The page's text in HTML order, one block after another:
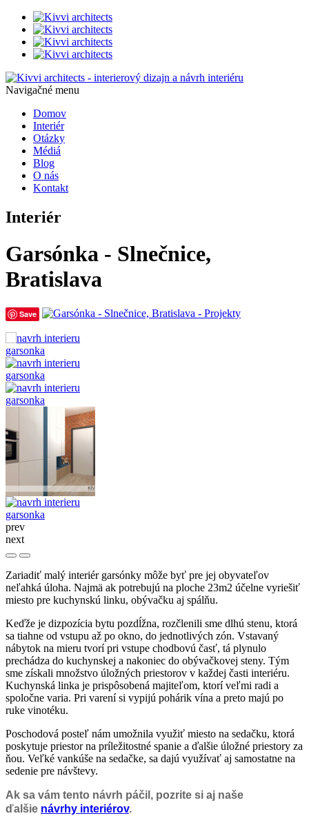
Navigačné menu
Domov
Interiér
Otázky
Médiá
Blog
O nás
Kontakt
Interiér
Garsónka - Slnečnice,
Bratislava
Save
prev
next
Zariadiť malý interiér garsónky môže byť pre jej obyvateľov
neľahká úloha. Najmä ak potrebujú na ploche 23m2 účelne vyriešiť
miesto pre kuchynskú linku, obývačku aj spálňu.
Keďže je dizpozícia bytu pozdĺžna, rozčlenili sme dlhú stenu, ktorá
sa tiahne od vstupu až po okno, do jednotlivých zón. Vstavaný
nábytok na mieru tvorí pri vstupe chodbovú časť, tá plynulo
prechádza do kuchynskej a nakoniec do obývačkovej steny. Tým
sme získali množstvo úložných priestorov v každej časti interiéru.
Kuchynská linka je prispôsobená majiteľom, ktorí veľmi radi a
spoločne varia. Pri varení si vypijú pohárik vína a preto majú po
ruke vinotéku.
Poschodová posteľ nám umožnila využiť miesto na sedačku, ktorá
poskytuje priestor na príležitostné spanie a ďalšie úložné priestory za
ňou. Veľké vankúše na sedačke, sa dajú využívať aj samostatne na
sedenie pre návštevy.
Ak sa vám tento návrh páčil, pozrite si aj naše
ďalšie návrhy interiérov.